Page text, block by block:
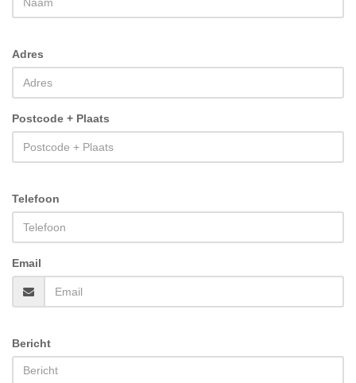
Adres
Postcode + Plaats
Telefoon
Email
Bericht